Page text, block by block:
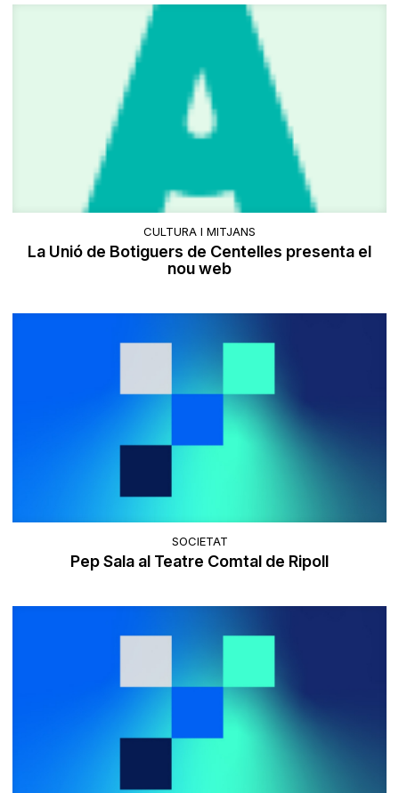
CULTURA I MITJANS
La Unió de Botiguers de Centelles presenta el
nou web
SOCIETAT
Pep Sala al Teatre Comtal de Ripoll